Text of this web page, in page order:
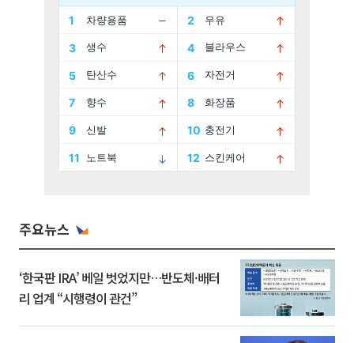
주요뉴스
‘한국판 IRA’ 베일 벗었지만…반도체·배터
리 업계 “시행령이 관건”